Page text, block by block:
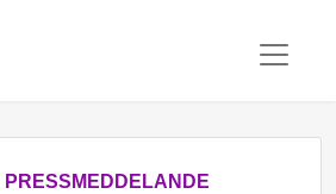
PRESSMEDDELANDE